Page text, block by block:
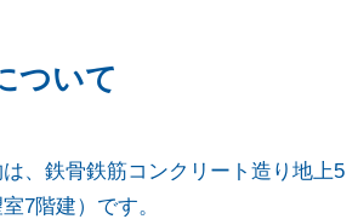
ついて
、鉄骨鉄筋コンクリート造り地上5
7階建）です。